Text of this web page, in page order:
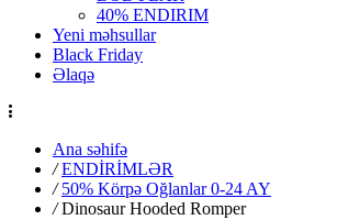
40% ENDIRIM
Yeni məhsullar
Black Friday
Əlaqə
Ana səhifə
/ ENDİRİMLƏR
/ 50% Körpə Oğlanlar 0-24 AY
/ Dinosaur Hooded Romper